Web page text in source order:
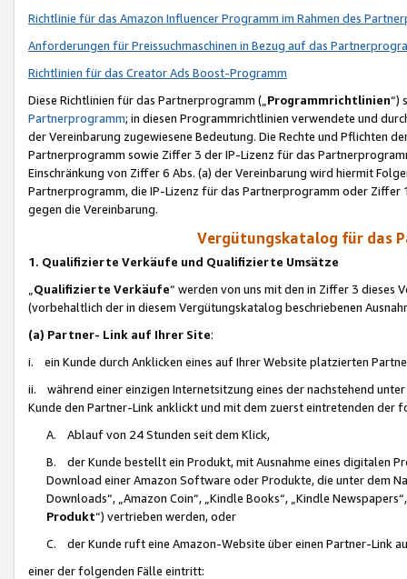
Richtlinie für das Amazon Influencer Programm im Rahmen des
Anforderungen für Preissuchmaschinen in Bezug auf das
Richtlinien für das Creator Ads Boost-Programm
Diese Richtlinien für das Partnerprogramm („Programmrichtlinien“)
Partnerprogramm; in diesen Programmrichtlinien verwendete und
der Vereinbarung zugewiesene Bedeutung. Die Rechte und Pflichten
Partnerprogramm sowie Ziffer 3 der IP-Lizenz für das
Einschränkung von Ziffer 6 Abs. (a) der Vereinbarung wird hiermit
Partnerprogramm, die IP-Lizenz für das Partnerprogramm oder
gegen die Vereinbarung.
Vergütungskatalog für das
1. Qualifizierte Verkäufe und Qualifizierte Umsätze
Qualifizierte Verkäufe“ werden von uns mit den in Ziffer 3
(vorbehaltlich der in diesem Vergütungskatalog beschriebenen
(a) Partner- Link auf Ihrer Site:
i. ein Kunde durch Anklicken eines auf Ihrer Website platzierten
ii. während einer einzigen Internetsitzung eines der nachstehend
Kunde den Partner-Link anklickt und mit dem zuerst eintretenden der
A. Ablauf von 24 Stunden seit dem Klick,
B. der Kunde bestellt ein Produkt, mit Ausnahme eines digitalen
Download einer Amazon Software oder Produkte, die unter dem
Downloads“, „Amazon Coin“, „Kindle Books“, „Kindle
Produkt“) vertrieben werden, oder
C. der Kunde ruft eine Amazon-Website über einen Partner-Link
einer der folgenden Fälle eintritt: